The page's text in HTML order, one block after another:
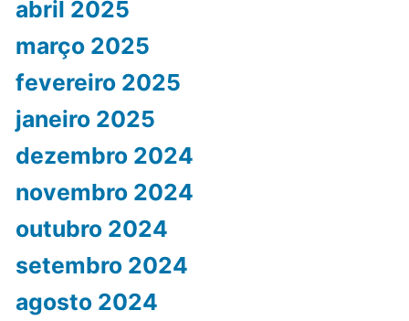
abril 2025
março 2025
fevereiro 2025
janeiro 2025
dezembro 2024
novembro 2024
outubro 2024
setembro 2024
agosto 2024